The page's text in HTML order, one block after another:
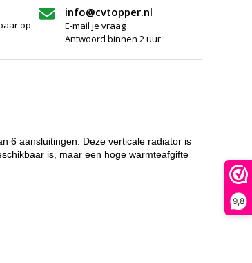
9,8
op
info@cvtopper.nl
E-mail je vraag
Antwoord binnen 2 uur
6 aansluitingen. Deze verticale radiator is
is, maar een hoge warmteafgifte